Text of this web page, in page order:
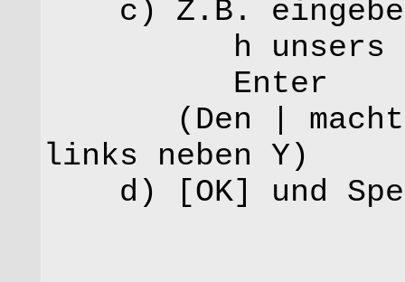
c) Z.B.
h unsers
Enter
(Den | macht
links neben Y)
d) [OK] und